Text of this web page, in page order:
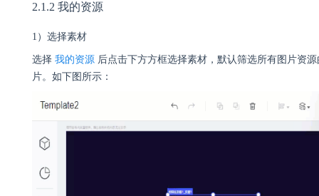
2.1.2 我的资源
1）选择素材
选择 我的资源 后点击下方方框选择素材，默认筛选所有图片资
片。如下图所示：